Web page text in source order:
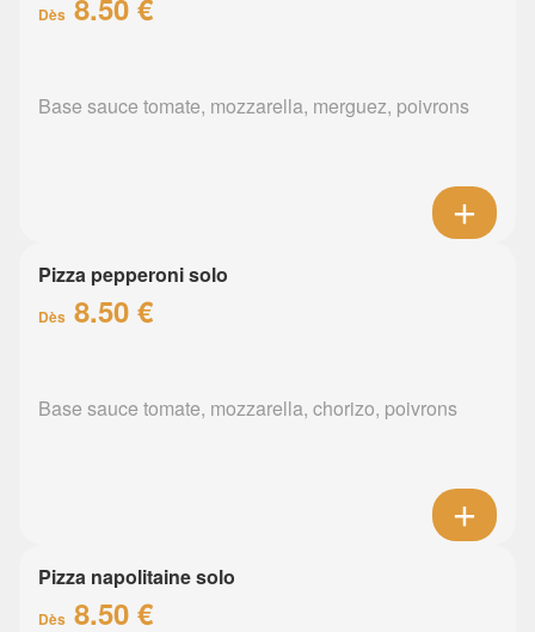
Dès 8.50 €
Base sauce tomate, mozzarella, merguez, poivrons
Pizza pepperoni solo
Dès 8.50 €
Base sauce tomate, mozzarella, chorizo, poivrons
Pizza napolitaine solo
Dès 8.50 €